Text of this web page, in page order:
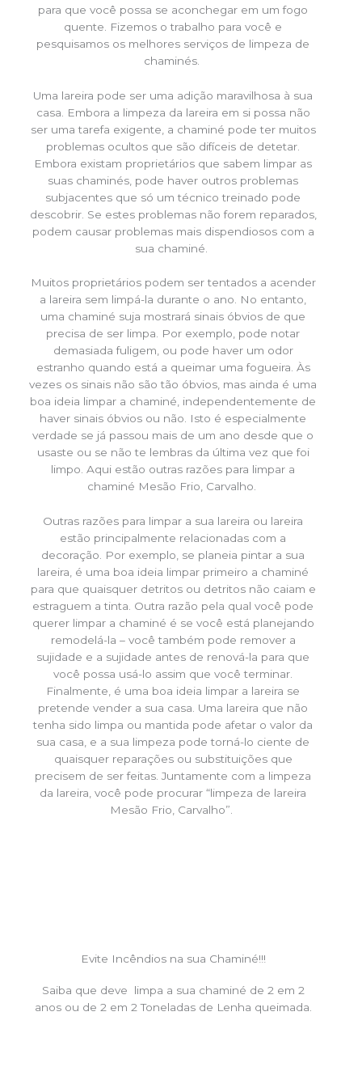
para que você possa se aconchegar em um fogo
quente. Fizemos o trabalho para você e
pesquisamos os melhores serviços de limpeza de
chaminés.
Uma lareira pode ser uma adição maravilhosa à sua
casa. Embora a limpeza da lareira em si possa não
ser uma tarefa exigente, a chaminé pode ter muitos
problemas ocultos que são difíceis de detetar.
Embora existam proprietários que sabem limpar as
suas chaminés, pode haver outros problemas
subjacentes que só um técnico treinado pode
descobrir. Se estes problemas não forem reparados,
podem causar problemas mais dispendiosos com a
sua chaminé.
Muitos proprietários podem ser tentados a acender
a lareira sem limpá-la durante o ano. No entanto,
uma chaminé suja mostrará sinais óbvios de que
precisa de ser limpa. Por exemplo, pode notar
demasiada fuligem, ou pode haver um odor
estranho quando está a queimar uma fogueira. Às
vezes os sinais não são tão óbvios, mas ainda é uma
boa ideia limpar a chaminé, independentemente de
haver sinais óbvios ou não. Isto é especialmente
verdade se já passou mais de um ano desde que o
usaste ou se não te lembras da última vez que foi
limpo. Aqui estão outras razões para limpar a
chaminé Mesão Frio, Carvalho.
Outras razões para limpar a sua lareira ou lareira
estão principalmente relacionadas com a
decoração. Por exemplo, se planeia pintar a sua
lareira, é uma boa ideia limpar primeiro a chaminé
para que quaisquer detritos ou detritos não caiam e
estraguem a tinta. Outra razão pela qual você pode
querer limpar a chaminé é se você está planejando
remodelá-la – você também pode remover a
sujidade e a sujidade antes de renová-la para que
você possa usá-lo assim que você terminar.
Finalmente, é uma boa ideia limpar a lareira se
pretende vender a sua casa. Uma lareira que não
tenha sido limpa ou mantida pode afetar o valor da
sua casa, e a sua limpeza pode torná-lo ciente de
quaisquer reparações ou substituições que
precisem de ser feitas. Juntamente com a limpeza
da lareira, você pode procurar “limpeza de lareira
Mesão Frio, Carvalho”.
Evite Incêndios na sua Chaminé!!!
Saiba que deve limpa a sua chaminé de 2 em 2
anos ou de 2 em 2 Toneladas de Lenha queimada.